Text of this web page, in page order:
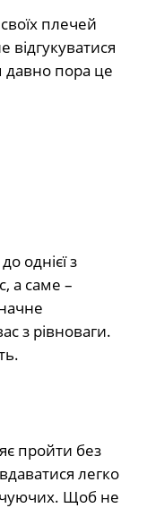
плечей
відгукуватися
давно пора це
однієї з
а саме –
з рівноваги.
пройти без
легко
Щоб не